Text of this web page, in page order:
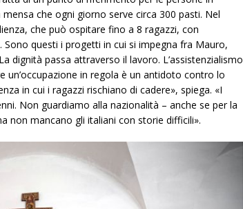
che ogni giorno serve circa 300 pasti. Nel
che può ospitare fino a 8 ragazzi, con
questi i progetti in cui si impegna fra Mauro,
dignità passa attraverso il lavoro. L’assistenzialismo
in regola è un antidoto contro lo
in cui i ragazzi rischiano di cadere», spiega. «I
Non guardiamo alla nazionalità – anche se per la
non mancano gli italiani con storie difficili».